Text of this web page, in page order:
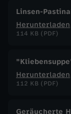
Linsen-
Herunterladen
114 KB (PDF)
Herunterladen
112 KB (PDF)
Geräucherte